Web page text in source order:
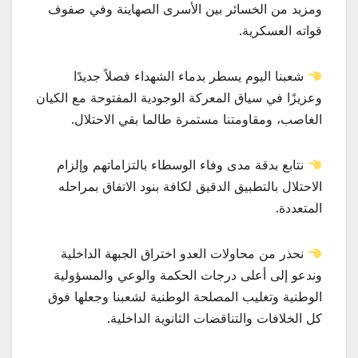
ومزيد من الخسائر بين الأسرى الصهاينة وفي صفوف
قواته العسكرية.
شعبنا اليوم يسطر بدماء الشهداء فصلاً جديدًا
وعزيزًا في سياق المعركة الوجودية المفتوحة مع الكيان
الغاصب، ومقاومتنا مستمرة طالما بقي الاحتلال.
نتابع بدقة مدى وفاء الوسطاء بالتزاماتهم وإلزام
الاحتلال بالتطبيق الدقيق لكافة بنود الاتفاق بمراحله
المتعددة.
نحذر من محاولات العدو اختراق الجبهة الداخلية
وندعو إلى أعلى درجات الحكمة والوعي والمسؤولية
الوطنية وتغليب المصلحة الوطنية لشعبنا وجعلها فوق
كل الخلافات والتناقضات الثانوية الداخلية.